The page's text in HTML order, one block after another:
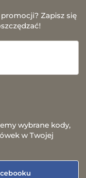
Zapisz się
wybrane kody,
w Twojej